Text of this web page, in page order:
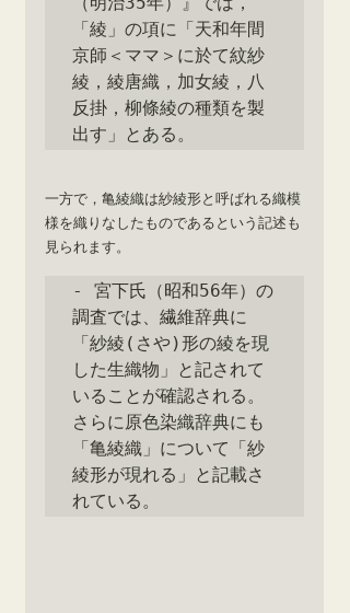
「綾」の項に「天和年間
京師＜ママ＞に於て紋紗
綾，綾唐織，加女綾，八
反掛，柳條綾の種類を製
出す」とある。
一方で，亀綾織は紗綾形と呼ばれる織模
様を織りなしたものであるという記述も
見られます。
- 宮下氏（昭和56年）の
調査では、繊維辞典に
「紗綾(さや)形の綾を現
した生織物」と記されて
いることが確認される。
さらに原色染織辞典にも
「亀綾織」について「紗
綾形が現れる」と記載さ
れている。